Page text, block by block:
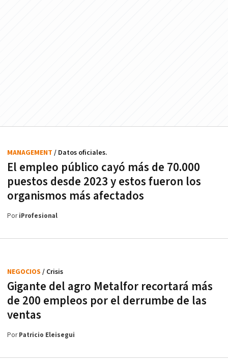
El empleo público cayó más de 70.000
puestos desde 2023 y estos fueron los
organismos más afectados
MANAGEMENT / Datos oficiales.
PoriProfesional
Gigante del agro Metalfor recortará más
de 200 empleos por el derrumbe de las
ventas
NEGOCIOS / Crisis
PorPatricio Eleisegui